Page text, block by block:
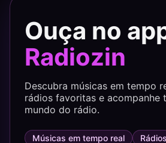
Ouça no
Radiozin
Descubra músicas em tempo
rádios favoritas e acompanhe
mundo do rádio.
Músicas em tempo real